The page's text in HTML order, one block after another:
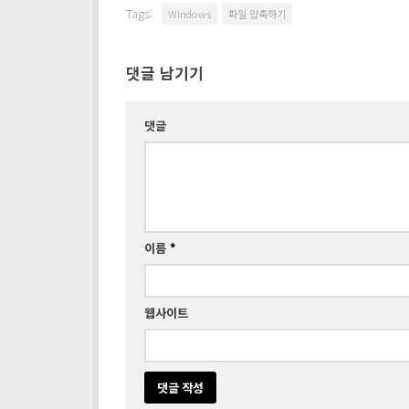
Tags: Windows 파일 압축하기
댓글 남기기
댓글
이름 *
웹사이트